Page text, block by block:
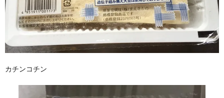
カチンコチン